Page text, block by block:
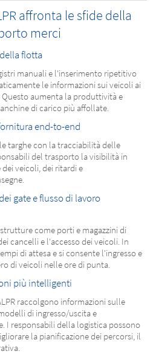
affronta le sfide della
merci
flotta
manuali e l'inserimento ripetitivo
le informazioni sui veicoli ai
aumenta la produttività e
di carico più affollate.
end-to-end
targhe con la tracciabilità delle
del trasporto la visibilità in
veicoli, dei ritardi e
gate e flusso di lavoro
strutture come porti e magazzini di
cancelli e l'accesso dei veicoli. In
di attesa e si consente l'ingresso e
di veicoli nelle ore di punta.
più intelligenti
raccolgono informazioni sulle
di ingresso/uscita e
I responsabili della logistica possono
la pianificazione dei percorsi, il